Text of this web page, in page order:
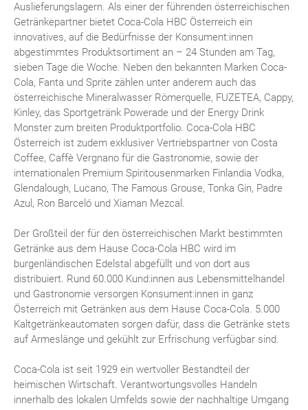
Auslieferungslagern. Als einer der führenden österreichischen
Getränkepartner bietet Coca-Cola HBC Österreich ein
innovatives, auf die Bedürfnisse der Konsument:innen
abgestimmtes Produktsortiment an – 24 Stunden am Tag,
sieben Tage die Woche. Neben den bekannten Marken Coca-
Cola, Fanta und Sprite zählen unter anderem auch das
österreichische Mineralwasser Römerquelle, FUZETEA, Cappy,
Kinley, das Sportgetränk Powerade und der Energy Drink
Monster zum breiten Produktportfolio. Coca-Cola HBC
Österreich ist zudem exklusiver Vertriebspartner von Costa
Coffee, Caffè Vergnano für die Gastronomie, sowie der
internationalen Premium Spiritousenmarken Finlandia Vodka,
Glendalough, Lucano, The Famous Grouse, Tonka Gin, Padre
Azul, Ron Barceló und Xiaman Mezcal.
Der Großteil der für den österreichischen Markt bestimmten
Getränke aus dem Hause Coca-Cola HBC wird im
burgenländischen Edelstal abgefüllt und von dort aus
distribuiert. Rund 60.000 Kund:innen aus Lebensmittelhandel
und Gastronomie versorgen Konsument:innen in ganz
Österreich mit Getränken aus dem Hause Coca-Cola. 5.000
Kaltgetränkeautomaten sorgen dafür, dass die Getränke stets
auf Armeslänge und gekühlt zur Erfrischung verfügbar sind.
Coca-Cola ist seit 1929 ein wertvoller Bestandteil der
heimischen Wirtschaft. Verantwortungsvolles Handeln
innerhalb des lokalen Umfelds sowie der nachhaltige Umgang